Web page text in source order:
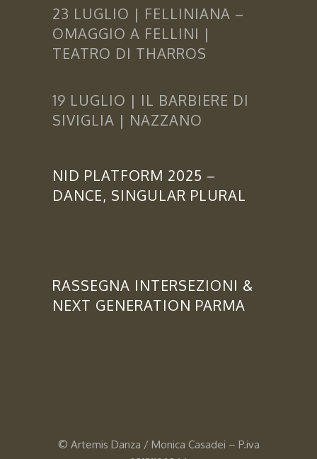
23 LUGLIO | FELLINIANA –
OMAGGIO A FELLINI |
TEATRO DI THARROS
19 LUGLIO | IL BARBIERE DI
SIVIGLIA | NAZZANO
NID PLATFORM 2025 –
DANCE, SINGULAR PLURAL
RASSEGNA INTERSEZIONI &
NEXT GENERATION PARMA
© Artemis Danza / Monica Casadei – P.iva